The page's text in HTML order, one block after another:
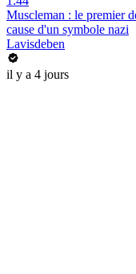
Muscleman : le premier
cause d'un symbole nazi
Lavisdeben
il y a 4 jours